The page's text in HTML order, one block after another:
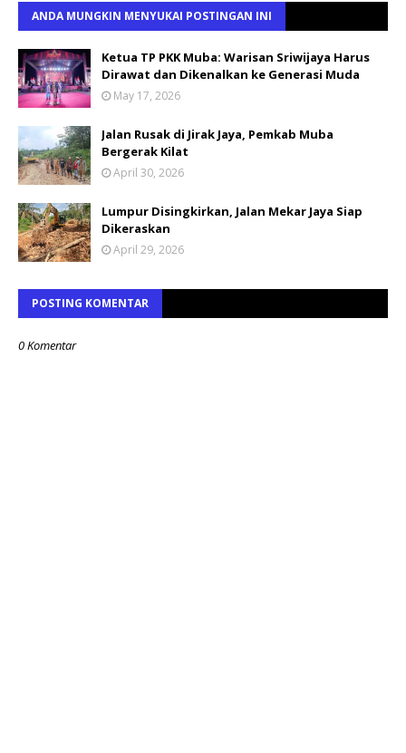
ANDA MUNGKIN MENYUKAI POSTINGAN INI
Ketua TP PKK Muba: Warisan Sriwijaya Harus
Dirawat dan Dikenalkan ke Generasi Muda
May 17, 2026
Jalan Rusak di Jirak Jaya, Pemkab Muba
Bergerak Kilat
April 30, 2026
Lumpur Disingkirkan, Jalan Mekar Jaya Siap
Dikeraskan
April 29, 2026
POSTING KOMENTAR
0 Komentar